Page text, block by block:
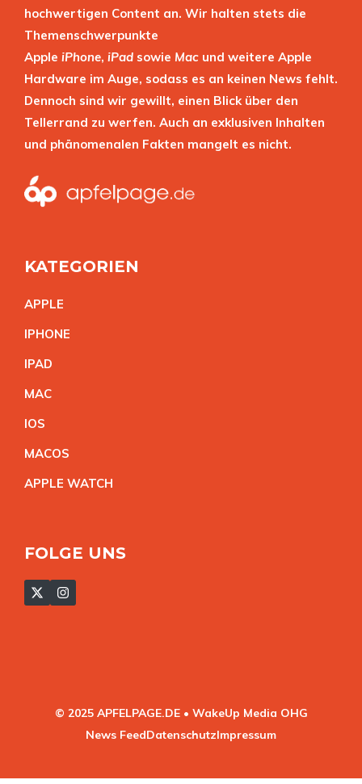
hochwertigen Content an. Wir halten stets die
Themenschwerpunkte
Apple iPhone, iPad sowie Mac und weitere Apple
Hardware im Auge, sodass es an keinen News fehlt.
Dennoch sind wir gewillt, einen Blick über den
Tellerrand zu werfen. Auch an exklusiven Inhalten
und phänomenalen Fakten mangelt es nicht.
KATEGORIEN
APPLE
IPHONE
IPAD
MAC
IOS
MACOS
APPLE WATCH
FOLGE UNS
© 2025 APFELPAGE.DE • WakeUp Media OHG
News FeedDatenschutzImpressum